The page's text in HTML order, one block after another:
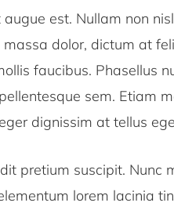
augue est. Nullam non
massa dolor, dictum at
faucibus. Phasellus
sem. Etiam
dignissim at tellus
pretium suscipit. Nunc
lorem lacinia